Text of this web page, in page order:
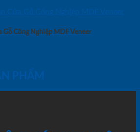
Gỗ Công Nghiệp MDF Veneer
PHẨM